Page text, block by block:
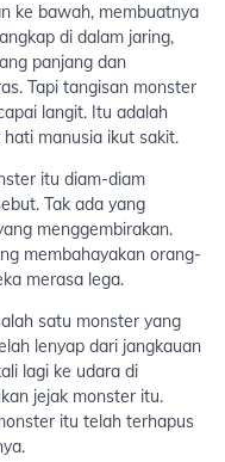
ke bawah, membuatnya
di dalam jaring,
panjang dan
Tapi tangisan monster
langit. Itu adalah
manusia ikut sakit.
itu diam-diam
Tak ada yang
menggembirakan.
membahayakan orang-
merasa lega.
satu monster yang
lenyap dari jangkauan
lagi ke udara di
jejak monster itu.
itu telah terhapus